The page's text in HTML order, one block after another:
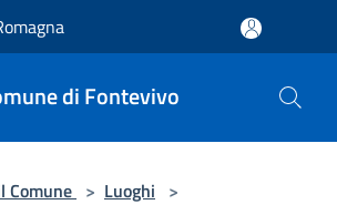
di Fontevivo
Comune > Luoghi >